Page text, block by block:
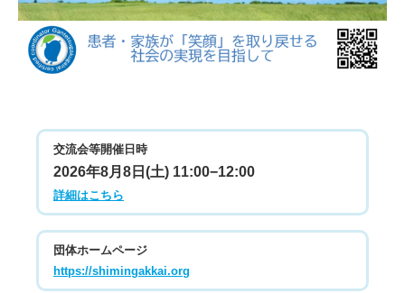
交流会等開催日時
2026年8月8日(土) 11:00−12:00
詳細はこちら
団体ホームページ
https://shimingakkai.org